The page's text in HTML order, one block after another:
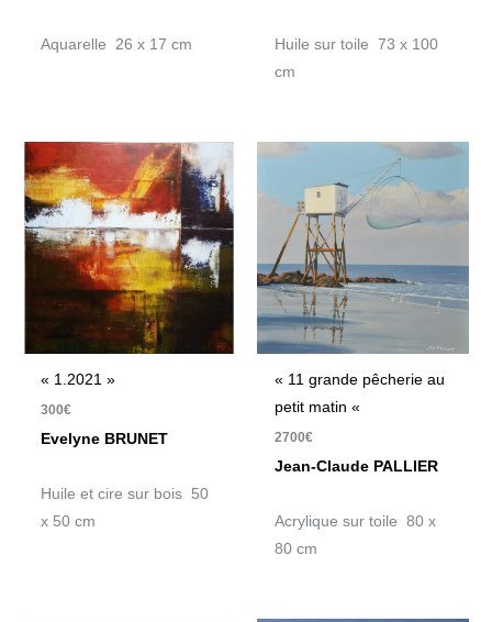
Aquarelle 26 x 17 cm
Huile sur toile 73 x 100
cm
« 1.2021 »
300€
Evelyne BRUNET
Huile et cire sur bois 50
x 50 cm
« 11 grande pêcherie au
petit matin «
2700€
Jean-Claude PALLIER
Acrylique sur toile 80 x
80 cm